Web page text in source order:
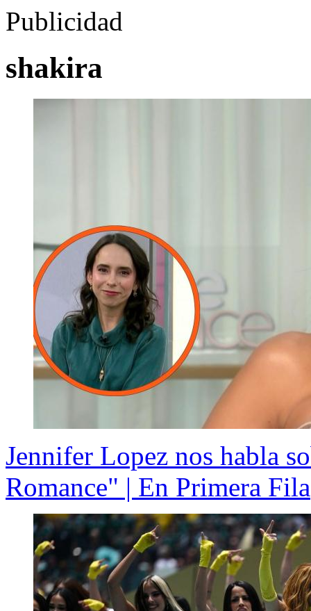
Publicidad
shakira
Jennifer Lopez nos habla
Romance" | En Primera Fila